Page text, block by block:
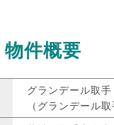
物件概要
グランデール取手
（グランデール